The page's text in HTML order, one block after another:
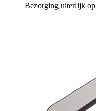
Bezorging uiterlijk op